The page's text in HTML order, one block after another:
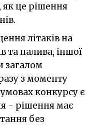
це рішення
літаків на
та палива, іншої
загалом
з моменту
умовах конкурсу є
- рішення має
без